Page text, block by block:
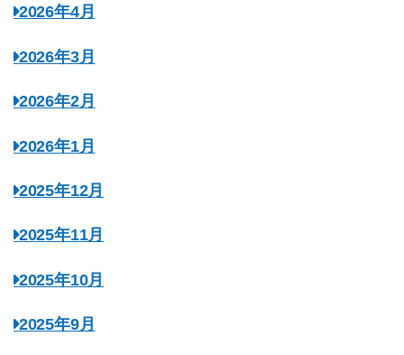
2026年4月
2026年3月
2026年2月
2026年1月
2025年12月
2025年11月
2025年10月
2025年9月